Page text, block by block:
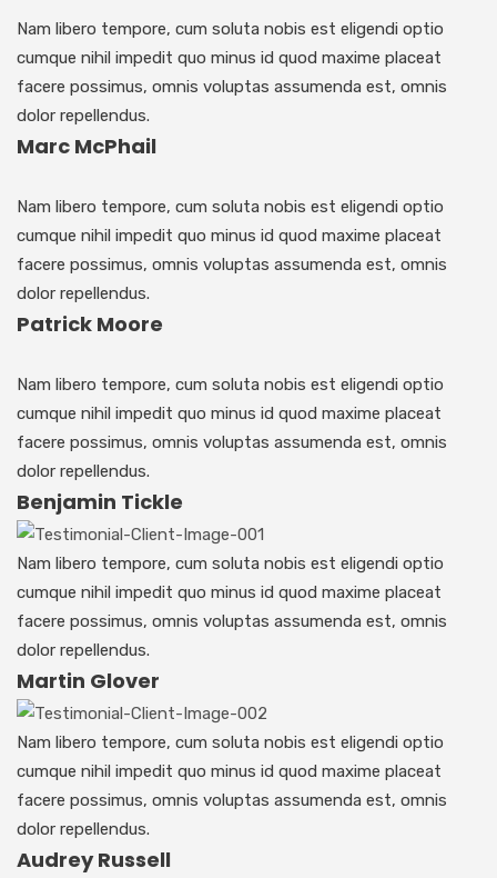
Nam libero tempore, cum soluta nobis est eligendi optio
cumque nihil impedit quo minus id quod maxime placeat
facere possimus, omnis voluptas assumenda est, omnis
dolor repellendus.
Marc McPhail
Nam libero tempore, cum soluta nobis est eligendi optio
cumque nihil impedit quo minus id quod maxime placeat
facere possimus, omnis voluptas assumenda est, omnis
dolor repellendus.
Patrick Moore
Nam libero tempore, cum soluta nobis est eligendi optio
cumque nihil impedit quo minus id quod maxime placeat
facere possimus, omnis voluptas assumenda est, omnis
dolor repellendus.
Benjamin Tickle
Nam libero tempore, cum soluta nobis est eligendi optio
cumque nihil impedit quo minus id quod maxime placeat
facere possimus, omnis voluptas assumenda est, omnis
dolor repellendus.
Martin Glover
Nam libero tempore, cum soluta nobis est eligendi optio
cumque nihil impedit quo minus id quod maxime placeat
facere possimus, omnis voluptas assumenda est, omnis
dolor repellendus.
Audrey Russell